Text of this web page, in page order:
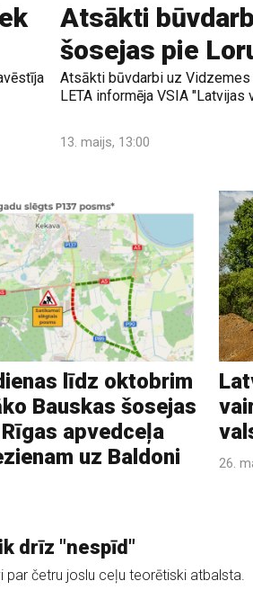
Atsākti
šosejas pie
Atsākti būvdarbi uz
LETA informēja VSIA "Latvijas
13. maijs, 13:00
līdz oktobrim
Bauskas šosejas
apvedceļa
uz Baldoni
26.
drīz "nespīd"
par četru joslu ceļu teorētiski atbalsta.